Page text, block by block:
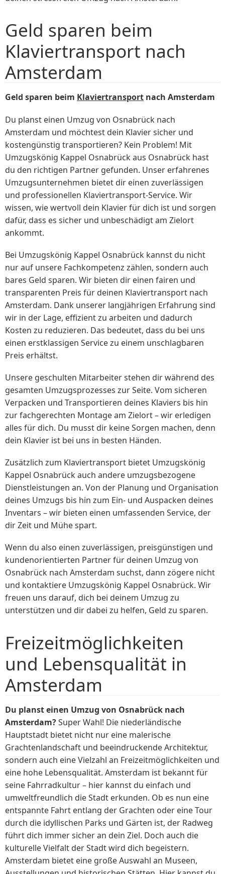
Geld sparen beim
Klaviertransport nach
Amsterdam
Geld sparen beim Klaviertransport nach Amsterdam
Du planst einen Umzug von Osnabrück nach
Amsterdam und möchtest dein Klavier sicher und
kostengünstig transportieren? Kein Problem! Mit
Umzugskönig Kappel Osnabrück aus Osnabrück hast
du den richtigen Partner gefunden. Unser erfahrenes
Umzugsunternehmen bietet dir einen zuverlässigen
und professionellen Klaviertransport-Service. Wir
wissen, wie wertvoll dein Klavier für dich ist und sorgen
dafür, dass es sicher und unbeschädigt am Zielort
ankommt.
Bei Umzugskönig Kappel Osnabrück kannst du nicht
nur auf unsere Fachkompetenz zählen, sondern auch
bares Geld sparen. Wir bieten dir einen fairen und
transparenten Preis für deinen Klaviertransport nach
Amsterdam. Dank unserer langjährigen Erfahrung sind
wir in der Lage, effizient zu arbeiten und dadurch
Kosten zu reduzieren. Das bedeutet, dass du bei uns
einen erstklassigen Service zu einem unschlagbaren
Preis erhältst.
Unsere geschulten Mitarbeiter stehen dir während des
gesamten Umzugsprozesses zur Seite. Vom sicheren
Verpacken und Transportieren deines Klaviers bis hin
zur fachgerechten Montage am Zielort – wir erledigen
alles für dich. Du musst dir keine Sorgen machen, denn
dein Klavier ist bei uns in besten Händen.
Zusätzlich zum Klaviertransport bietet Umzugskönig
Kappel Osnabrück auch andere umzugsbezogene
Dienstleistungen an. Von der Planung und Organisation
deines Umzugs bis hin zum Ein- und Auspacken deines
Inventars – wir bieten einen umfassenden Service, der
dir Zeit und Mühe spart.
Wenn du also einen zuverlässigen, preisgünstigen und
kundenorientierten Partner für deinen Umzug von
Osnabrück nach Amsterdam suchst, dann zögere nicht
und kontaktiere Umzugskönig Kappel Osnabrück. Wir
freuen uns darauf, dich bei deinem Umzug zu
unterstützen und dir dabei zu helfen, Geld zu sparen.
Freizeitmöglichkeiten
und Lebensqualität in
Amsterdam
Du planst einen Umzug von Osnabrück nach
Amsterdam?Super Wahl! Die niederländische
Hauptstadt bietet nicht nur eine malerische
Grachtenlandschaft und beeindruckende Architektur,
sondern auch eine Vielzahl an Freizeitmöglichkeiten und
eine hohe Lebensqualität. Amsterdam ist bekannt für
seine Fahrradkultur – hier kannst du einfach und
umweltfreundlich die Stadt erkunden. Ob es nun eine
entspannte Fahrt entlang der Grachten oder eine Tour
durch die idyllischen Parks und Gärten ist, der Radweg
führt dich immer sicher an dein Ziel. Doch auch die
kulturelle Vielfalt der Stadt wird dich begeistern.
Amsterdam bietet eine große Auswahl an Museen,